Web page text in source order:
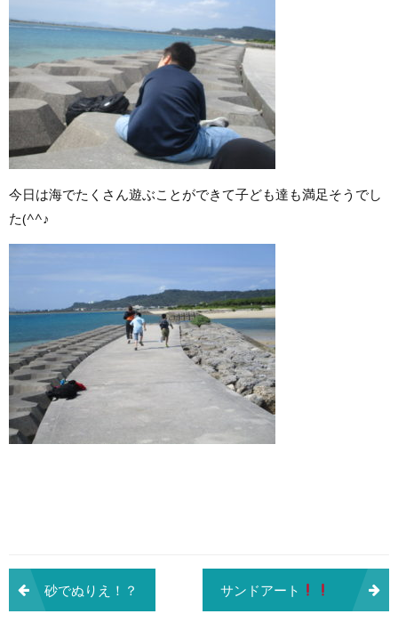
今日は海でたくさん遊ぶことができて子ども達も満足そうでし
た(^^♪
投
稿
砂でぬりえ！？ サンドアート パート2